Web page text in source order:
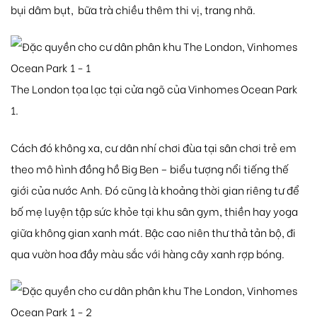
bụi dâm bụt, bữa trà chiều thêm thi vị, trang nhã.
The London tọa lạc tại cửa ngõ của Vinhomes Ocean Park
1.
Cách đó không xa, cư dân nhí chơi đùa tại sân chơi trẻ em
theo mô hình đồng hồ Big Ben – biểu tượng nổi tiếng thế
giới của nước Anh. Đó cũng là khoảng thời gian riêng tư để
bố mẹ luyện tập sức khỏe tại khu sân gym, thiền hay yoga
giữa không gian xanh mát. Bậc cao niên thư thả tản bộ, đi
qua vườn hoa đầy màu sắc với hàng cây xanh rợp bóng.